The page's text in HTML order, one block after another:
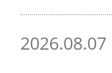
2026.08.07